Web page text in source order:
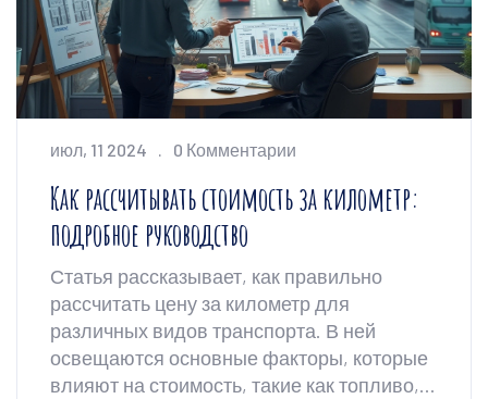
июл, 11 2024 0 Комментарии
Как рассчитывать стоимость за километр:
подробное руководство
Статья рассказывает, как правильно
рассчитать цену за километр для
различных видов транспорта. В ней
освещаются основные факторы, которые
влияют на стоимость, такие как топливо,